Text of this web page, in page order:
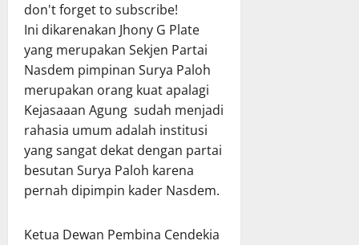
don't forget to subscribe!
Ini dikarenakan Jhony G Plate
yang merupakan Sekjen Partai
Nasdem pimpinan Surya Paloh
merupakan orang kuat apalagi
Kejasaaan Agung sudah menjadi
rahasia umum adalah institusi
yang sangat dekat dengan partai
besutan Surya Paloh karena
pernah dipimpin kader Nasdem.
Ketua Dewan Pembina Cendekia